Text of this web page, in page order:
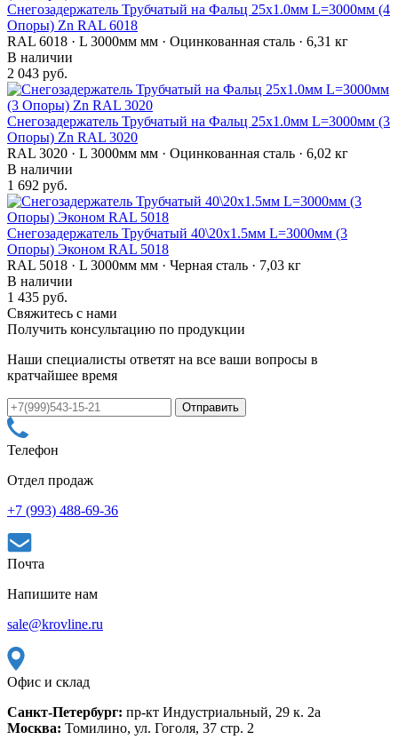
Снегозадержатель Трубчатый на Фальц 25х1.0мм L=3000мм (4
Опоры) Zn RAL 6018
RAL 6018 · L 3000мм мм · Оцинкованная сталь · 6,31 кг
В наличии
2 043 руб.
Снегозадержатель Трубчатый на Фальц 25х1.0мм L=3000мм (3
Опоры) Zn RAL 3020
RAL 3020 · L 3000мм мм · Оцинкованная сталь · 6,02 кг
В наличии
1 692 руб.
Снегозадержатель Трубчатый 40\20х1.5мм L=3000мм (3
Опоры) Эконом RAL 5018
RAL 5018 · L 3000мм мм · Черная сталь · 7,03 кг
В наличии
1 435 руб.
Свяжитесь с нами
Получить консультацию по продукции
Наши специалисты ответят на все ваши вопросы в
кратчайшее время
Телефон
Отдел продаж
+7 (993) 488-69-36
Почта
Напишите нам
sale@krovline.ru
Офис и склад
Санкт-Петербург: пр-кт Индустриальный, 29 к. 2а
Москва: Томилино, ул. Гоголя, 37 стр. 2